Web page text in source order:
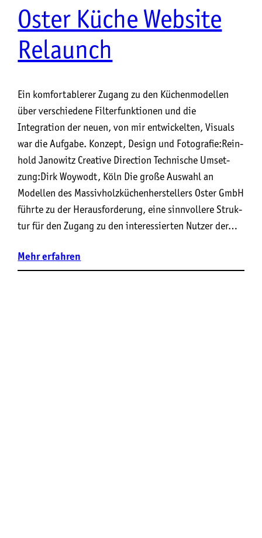
Oster Küche Website
Relaunch
Ein komfortablerer Zugang zu den Küchenmodellen
über verschiedene Filterfunktionen und die
Integration der neuen, von mir entwickelten, Visuals
war die Aufgabe. Kon­zept, Design und Foto­gra­fie:Rein­
hold Jano­witz Crea­ti­ve Direction Tech­ni­sche Umset­
zung:Dirk Woy­wodt, Köln Die gro­ße Aus­wahl an
Model­len des Mas­siv­holz­kü­chen­her­stel­lers Oster GmbH
führ­te zu der Her­aus­for­de­rung, eine sinn­vol­le­re Struk­
tur für den Zugang zu den inter­es­sier­ten Nut­zer der…
Mehrerfahren